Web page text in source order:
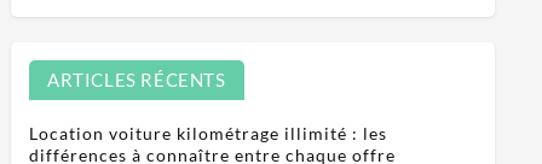
ARTICLES RÉCENTS
Location voiture kilométrage illimité : les
différences à connaître entre chaque offre